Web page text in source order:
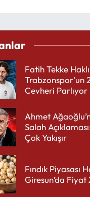
Fatih Tekke Haklı
Trabzonspor'un
Cevheri Parlıyor
Ahmet
Salah
Çok Yakışır
Fındık Piyasası
Giresun’da Fiyat